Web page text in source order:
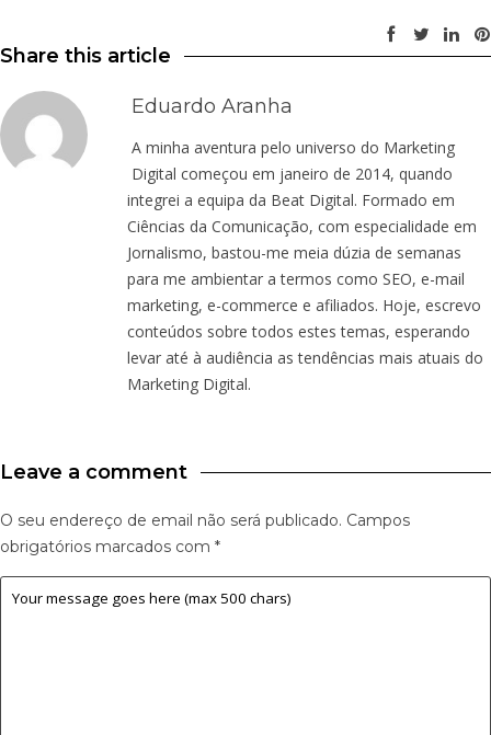
Share this article
Eduardo Aranha
A minha aventura pelo universo do Marketing
Digital começou em janeiro de 2014, quando
integrei a equipa da Beat Digital. Formado em
Ciências da Comunicação, com especialidade em
Jornalismo, bastou-me meia dúzia de semanas
para me ambientar a termos como SEO, e-mail
marketing, e-commerce e afiliados. Hoje, escrevo
conteúdos sobre todos estes temas, esperando
levar até à audiência as tendências mais atuais do
Marketing Digital.
Leave a comment
O seu endereço de email não será publicado. Campos
obrigatórios marcados com *